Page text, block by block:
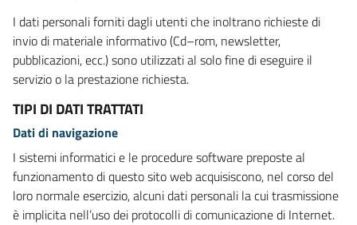
I dati personali forniti dagli utenti che inoltrano richieste di
invio di materiale informativo (Cd–rom, newsletter,
pubblicazioni, ecc.) sono utilizzati al solo fine di eseguire il
servizio o la prestazione richiesta.
TIPI DI DATI TRATTATI
Dati di navigazione
I sistemi informatici e le procedure software preposte al
funzionamento di questo sito web acquisiscono, nel corso del
loro normale esercizio, alcuni dati personali la cui trasmissione
è implicita nell’uso dei protocolli di comunicazione di Internet.